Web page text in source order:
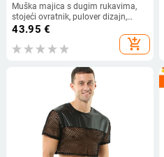
Muška majica s dugim rukavima,
stojeći ovratnik, pulover dizajn,
prozračna, s izvezenim epauletima
43.95 €
add_shopping_cart